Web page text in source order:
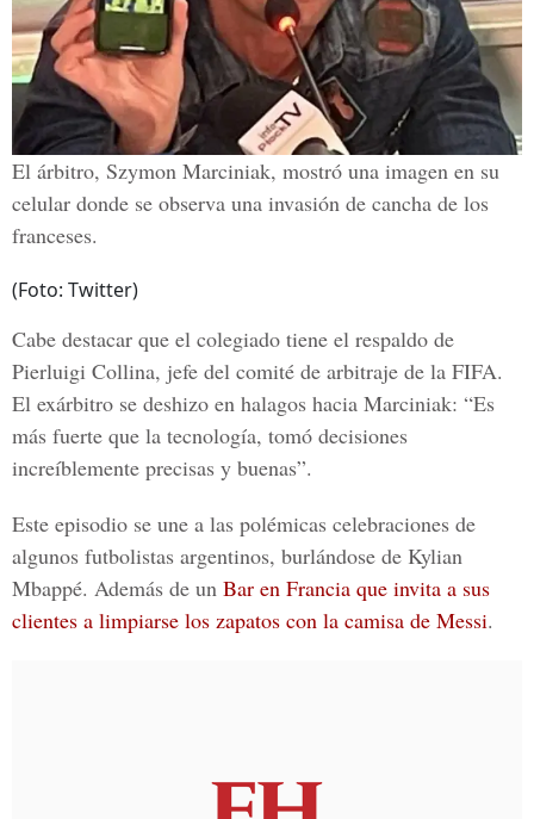
El árbitro, Szymon Marciniak, mostró una imagen en su
celular donde se observa una invasión de cancha de los
franceses.
(Foto: Twitter)
Cabe destacar que el colegiado tiene el respaldo de
Pierluigi Collina, jefe del comité de arbitraje de la FIFA.
El exárbitro se deshizo en halagos hacia Marciniak: “Es
más fuerte que la tecnología, tomó decisiones
increíblemente precisas y buenas”.
Este episodio se une a las polémicas celebraciones de
algunos futbolistas argentinos, burlándose de Kylian
Mbappé. Además de un Bar en Francia que invita a sus
clientes a limpiarse los zapatos con la camisa de Messi.